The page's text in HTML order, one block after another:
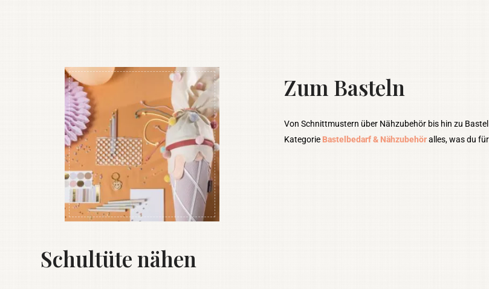
Zum Basteln
Von Schnittmustern über Nähzubehör bis hin zu
Kategorie Bastelbedarf & Nähzubehöralles, was du
Schultüte nähen